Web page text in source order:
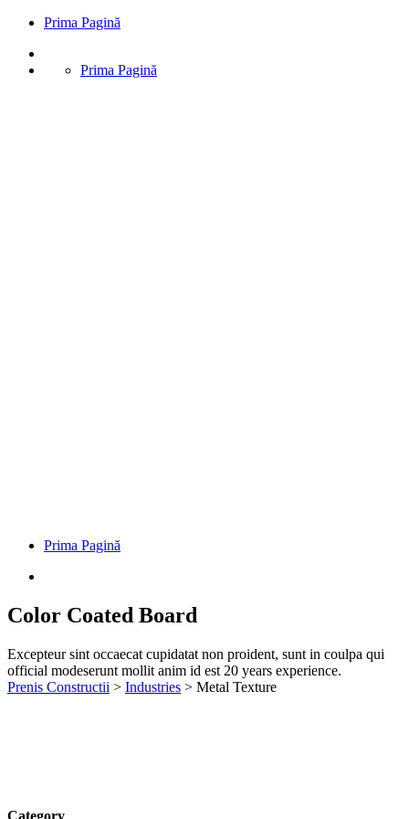
Prima Pagină
Prima Pagină
Prima Pagină
Color Coated Board
Excepteur sint occaecat cupidatat non proident, sunt in coulpa qui
official modeserunt mollit anim id est 20 years experience.
Prenis Constructii > Industries > Metal Texture
Category